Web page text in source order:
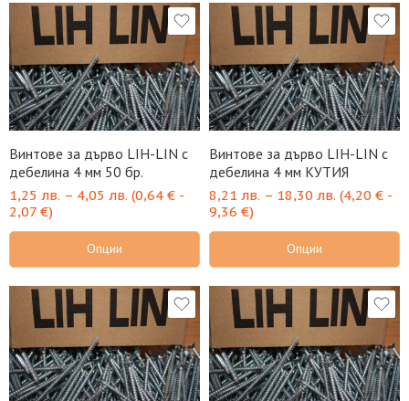
Винтове за дърво LIH-LIN с
дебелина 4 мм 50 бр.
1,25 лв. – 4,05 лв. (0,64 € -
2,07 €)
Опции
Винтове за дърво LIH-LIN с
дебелина 4 мм КУТИЯ
8,21 лв. – 18,30 лв. (4,20 € -
9,36 €)
Опции